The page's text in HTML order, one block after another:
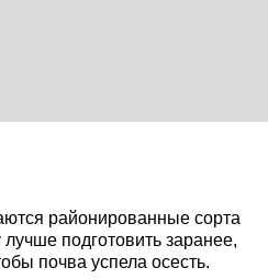
районированные сорта
подготовить заранее,
почва успела осесть.